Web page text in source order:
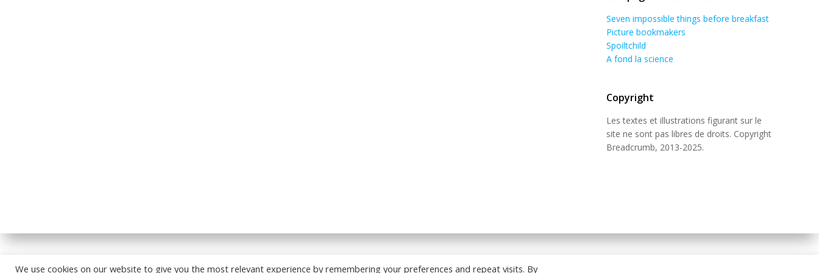
Seven impossible things before breakfast
Picture bookmakers
Spoiltchild
A fond la science
Copyright
Les textes et illustrations figurant sur le
site ne sont pas libres de droits. Copyright
Breadcrumb, 2013-2025.
© 2026 BREADCRUMB.FR. Construit avec WordPress etColibriWP Theme
We use cookies on our website to give you the most relevant experience by remembering your preferences and repeat visits. By